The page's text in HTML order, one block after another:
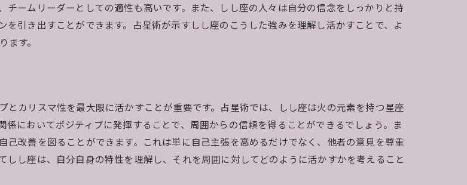
の仕事における動機付け
で見るしし座の交友関係
のコミュニケーションスタイル
ームリーダーとしての適性も高いです。また、しし座の人々は自分の信念をしっかりと持
引き出すことができます。占星術が示すしし座のこうした強みを理解し活かすことで、よ
ます。
とカリスマ性を最大限に活かすことが重要です。占星術では、しし座は火の元素を持つ星座
においてポジティブに発揮することで、周囲からの信頼を得ることができるでしょう。ま
改善を図ることができます。これは単に自己主張を高めるだけでなく、他者の意見を尊重
し座は、自分自身の特性を理解し、それを周囲に対してどのように活かすかを考えること